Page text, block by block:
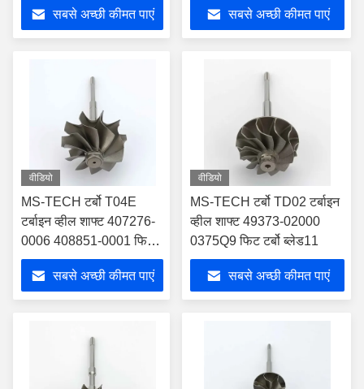
सबसे अच्छी कीमत पाएं
सबसे अच्छी कीमत पाएं
वीडियो
MS-TECH टर्बो T04E
टर्बाइन व्हील शाफ्ट 407276-
0006 408851-0001 फिट
टर्बोस इंड 74.17 मिमी एक्सड
65.8 मिमी ब्लेड10
सबसे अच्छी कीमत पाएं
वीडियो
MS-TECH टर्बो TD02 टर्बाइन
व्हील शाफ्ट 49373-02000
0375Q9 फिट टर्बो ब्लेड11
सबसे अच्छी कीमत पाएं